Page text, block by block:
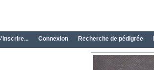
Connexion Recherche de pédigrée